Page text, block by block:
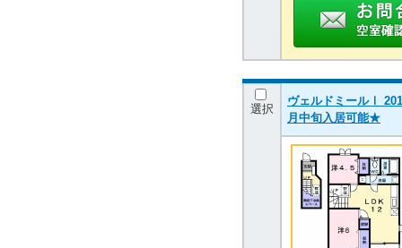
選択
ヴェルドミールⅠ
月中旬入居可能★